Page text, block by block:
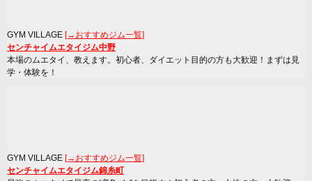
GYM VILLAGE [→おすすめジム一覧]
センチャイムエタイジム中野
本場のムエタイ、教えます。初心者、ダイエット目的の方も大歓迎！まずは見
学・体験を！
GYM VILLAGE [→おすすめジム一覧]
センチャイムエタイジム錦糸町